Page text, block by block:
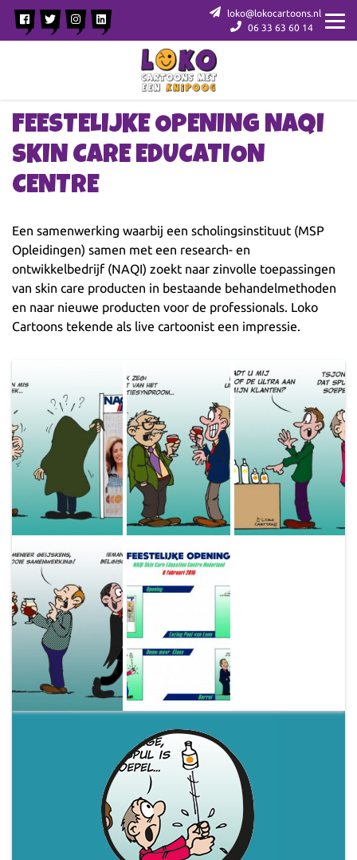
loko@lokocartoons.nl
06 33 63 60 14
FEESTELIJKE OPENING NAQI
SKIN CARE EDUCATION
CENTRE
Een samenwerking waarbij een scholingsinstituut (MSP
Opleidingen) samen met een research- en
ontwikkelbedrijf (NAQI) zoekt naar zinvolle toepassingen
van skin care producten in bestaande behandelmethoden
en naar nieuwe producten voor de professionals. Loko
Cartoons tekende als live cartoonist een impressie.